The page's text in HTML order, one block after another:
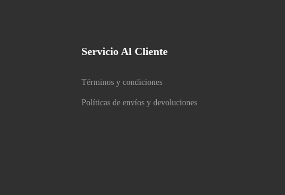
Servicio Al Cliente
Términos y condiciones
Políticas de envíos y devoluciones